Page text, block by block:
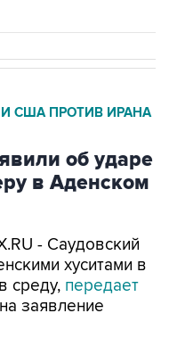
США ПРОТИВ ИРАНА
об ударе
в Аденском
- Саудовский
хуситами в
среду, передает
заявление